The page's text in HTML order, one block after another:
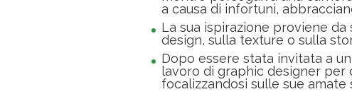
a causa di infortuni,
La sua ispirazione proviene da
design, sulla texture o sulla
Dopo essere stata invitata a
lavoro di graphic designer per
focalizzandosi sulle sue